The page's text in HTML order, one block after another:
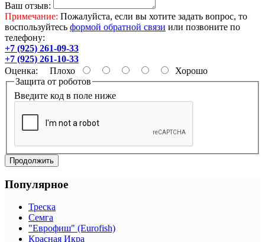
Ваш отзыв:
Примечание: Пожалуйста, если вы хотите задать вопрос, то
воспользуйтесь формой обратной связи или позвоните по
телефону:
+7 (925) 261-09-33
+7 (925) 261-10-33
Оценка: Плохо
Хорошо
Защита от роботов
Введите код в поле ниже
Продолжить
Популярное
Треска
Семга
"Еврофиш" (Eurofish)
Красная Икра